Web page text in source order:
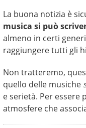
La buona notizia è
musica si può
almeno in certi
raggiungere tutti gli
Non tratteremo,
quello delle musiche
e serietà. Per essere
atmosfere che